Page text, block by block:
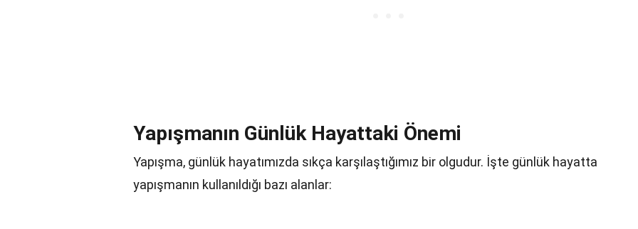
Yapışmanın Günlük Hayattaki Önemi
Yapışma, günlük hayatımızda sıkça karşılaştığımız bir olgudur. İşte günlük hayatta
yapışmanın kullanıldığı bazı alanlar: